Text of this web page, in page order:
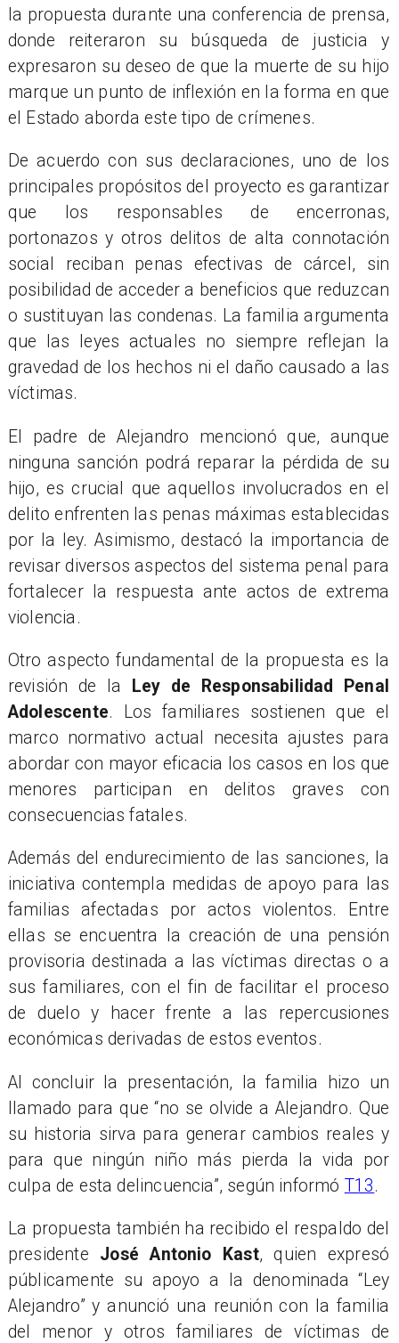
la propuesta durante una conferencia de prensa,
donde reiteraron su búsqueda de justicia y
expresaron su deseo de que la muerte de su hijo
marque un punto de inflexión en la forma en que
el Estado aborda este tipo de crímenes.
De acuerdo con sus declaraciones, uno de los
principales propósitos del proyecto es garantizar
que los responsables de encerronas,
portonazos y otros delitos de alta connotación
social reciban penas efectivas de cárcel, sin
posibilidad de acceder a beneficios que reduzcan
o sustituyan las condenas. La familia argumenta
que las leyes actuales no siempre reflejan la
gravedad de los hechos ni el daño causado a las
víctimas.
El padre de Alejandro mencionó que, aunque
ninguna sanción podrá reparar la pérdida de su
hijo, es crucial que aquellos involucrados en el
delito enfrenten las penas máximas establecidas
por la ley. Asimismo, destacó la importancia de
revisar diversos aspectos del sistema penal para
fortalecer la respuesta ante actos de extrema
violencia.
Otro aspecto fundamental de la propuesta es la
revisión de la
Ley de Responsabilidad Penal
Adolescente. Los familiares sostienen que el
marco normativo actual necesita ajustes para
abordar con mayor eficacia los casos en los que
menores participan en delitos graves con
consecuencias fatales.
Además del endurecimiento de las sanciones, la
iniciativa contempla medidas de apoyo para las
familias afectadas por actos violentos. Entre
ellas se encuentra la creación de una pensión
provisoria destinada a las víctimas directas o a
sus familiares, con el fin de facilitar el proceso
de duelo y hacer frente a las repercusiones
económicas derivadas de estos eventos.
Al concluir la presentación, la familia hizo un
llamado para que “no se olvide a Alejandro. Que
su historia sirva para generar cambios reales y
para que ningún niño más pierda la vida por
culpa de esta delincuencia”, según informó T13.
La propuesta también ha recibido el respaldo del
presidente José Antonio Kast, quien expresó
públicamente su apoyo a la denominada “Ley
Alejandro” y anunció una reunión con la familia
del menor y otros familiares de víctimas de